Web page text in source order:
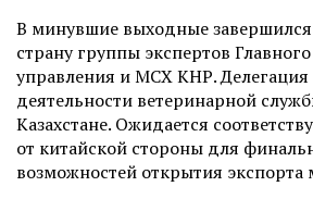
В минувшие выходные
страну группы экспертов
управления и МСХ КНР. Делегация
деятельности ветеринарной
Казахстане. Ожидается
от китайской стороны для
возможностей открытия экспорта